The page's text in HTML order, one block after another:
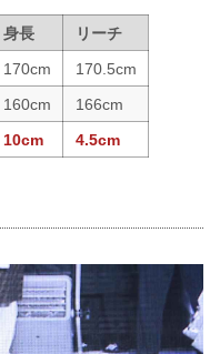
身長
リーチ
170cm
170.5cm
160cm
166cm
10cm 4.5cm